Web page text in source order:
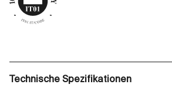
Technische Spezifikationen